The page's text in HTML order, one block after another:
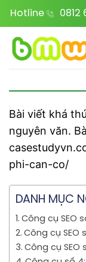
nội
dung
Hotline 0812
Bài viết khá
nguyên văn.
phi-can-co/
DANH MỤC
Công cụ SEO
Công cụ SEO
Công cụ SEO